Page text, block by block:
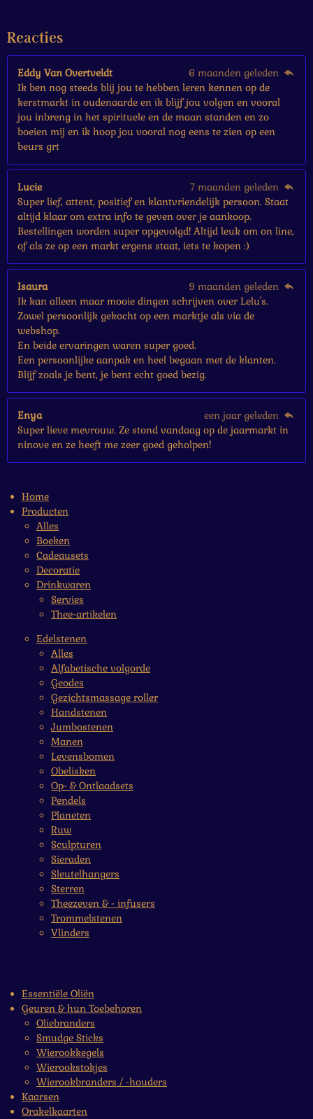
r
r
Reacties
Eddy Van Overtveldt
6 maanden geleden
Ik ben nog steeds blij jou te hebben leren kennen op de
kerstmarkt in oudenaarde en ik blijf jou volgen en vooral
jou inbreng in het spirituele en de maan standen en zo
boeien mij en ik hoop jou vooral nog eens te zien op een
beurs grt
Lucie
7 maanden geleden
Super lief, attent, positief en klantvriendelijk persoon. Staat
altijd klaar om extra info te geven over je aankoop.
Bestellingen worden super opgevolgd! Altijd leuk om on line,
of als ze op een markt ergens staat, iets te kopen :)
Isaura
9 maanden geleden
Ik kan alleen maar mooie dingen schrijven over Lelu's.
Zowel persoonlijk gekocht op een marktje als via de
webshop.
En beide ervaringen waren super goed.
Een persoonlijke aanpak en heel begaan met de klanten.
Blijf zoals je bent, je bent echt goed bezig.
Enya
een jaar geleden
Super lieve mevrouw. Ze stond vandaag op de jaarmarkt in
ninove en ze heeft me zeer goed geholpen!
Home
Producten
Alles
Boeken
Cadeausets
Decoratie
Drinkwaren
Servies
Thee-artikelen
Edelstenen
Alles
Alfabetische volgorde
Geodes
Gezichtsmassage roller
Handstenen
Jumbostenen
Manen
Levensbomen
Obelisken
Op- & Ontlaadsets
Pendels
Planeten
Ruw
Sculpturen
Sieraden
Sleutelhangers
Sterren
Theezeven & - infusers
Trommelstenen
Vlinders
Essentiële Oliën
Geuren & hun Toebehoren
Oliebranders
Smudge Sticks
Wierookkegels
Wierookstokjes
Wierookbranders / -houders
Kaarsen
Orakelkaarten